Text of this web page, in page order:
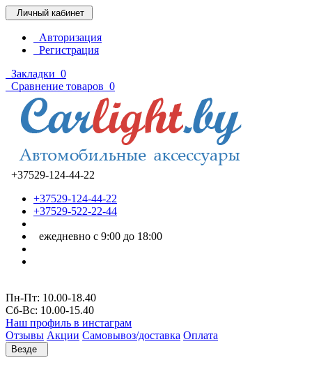
Личный кабинет
Авторизация
Регистрация
Закладки 0
Сравнение товаров 0
+37529-124-44-22
+37529-124-44-22
+37529-522-22-44
ежедневно с 9:00 до 18:00
Пн-Пт: 10.00-18.40
Cб-Вс: 10.00-15.40
Наш профиль в инстаграм
Отзывы Акции Самовывоз/доставка Оплата
Везде